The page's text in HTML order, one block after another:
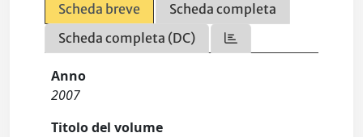
Scheda breve
Scheda completa
Scheda completa (DC)
Anno
2007
Titolo del volume